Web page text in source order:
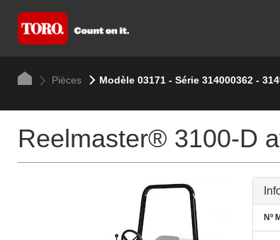
Pièces Modèle 03171 - Série 314000362 -
Reelmaster® 3100-D
Nº